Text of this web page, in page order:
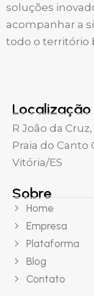
soluções
acompanhar a
todo o território
Localização
R João da Cruz,
Praia do Canto
Vitória/ES
Sobre
Home
Empresa
Plataforma
Blog
Contato